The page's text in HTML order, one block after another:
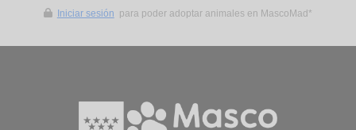
Iniciar sesión para poder adoptar animales en MascoMad*